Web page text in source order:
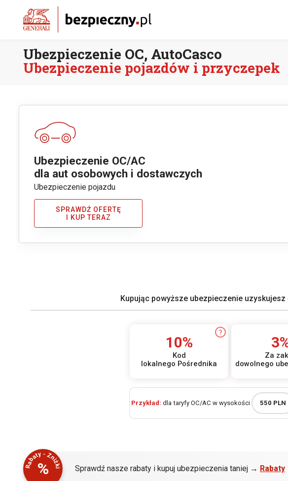
Ubezpieczenie OC, AutoCasco
Ubezpieczenie pojazdów i przyczepek
Ubezpieczenie OC/AC
dla aut osobowych i dostawczych
Ubezpieczenie pojazdu
SPRAWDŹ OFERTĘ
I KUP TERAZ
Kupując powyższe ubezpieczenie
10%
Kod
lokalnego Pośrednika
?
Za
dowolnego
Przykład: dla taryfy OC/AC w wysokości 550 PLN
%
Rabaty - Zniżki Sprawdź nasze rabaty i kupuj ubezpieczenia taniej → Rabaty